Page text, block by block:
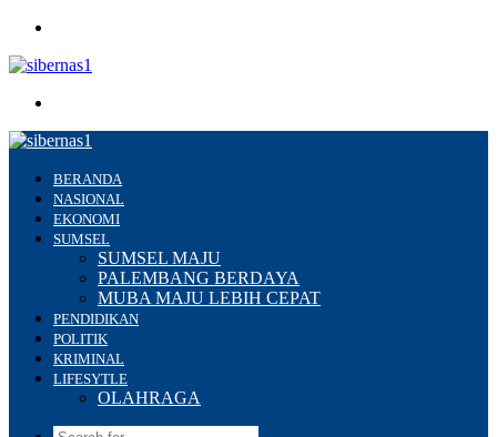
BERANDA
NASIONAL
EKONOMI
SUMSEL
SUMSEL MAJU
PALEMBANG BERDAYA
MUBA MAJU LEBIH CEPAT
PENDIDIKAN
POLITIK
KRIMINAL
LIFESYTLE
OLAHRAGA